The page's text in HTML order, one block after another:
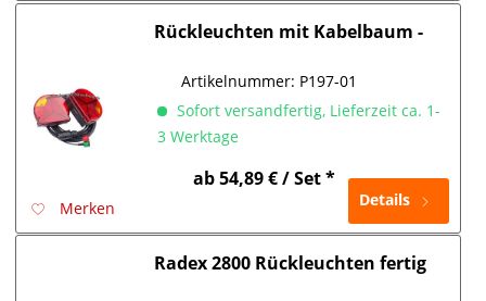
Rückleuchten mit Kabelbaum -
Sofort versandfertig, Lieferzeit ca. 1-
3 Werktage
Artikelnummer: P197-01
ab 54,89 € / Set *
Merken Details
Radex 2800 Rückleuchten fertig